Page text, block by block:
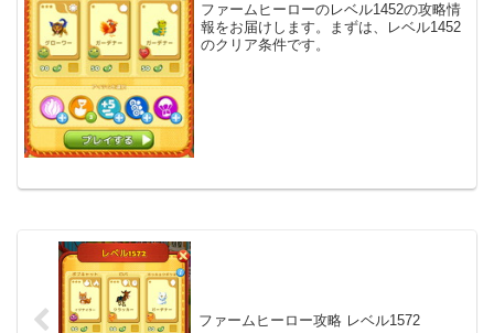
ファームヒーローのレベル1452の攻略情
報をお届けします。まずは、レベル1452
のクリア条件です。
ファームヒーロー攻略 レベル1572